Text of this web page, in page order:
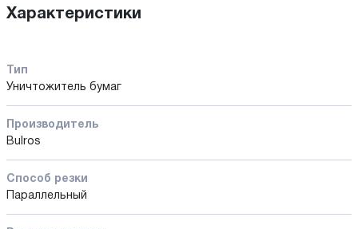
Характеристики
Тип
Уничтожитель бумаг
Производитель
Bulros
Способ резки
Параллельный